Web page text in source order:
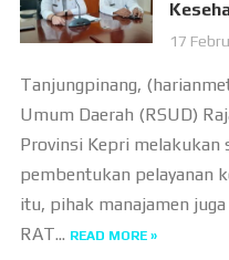
17
Tanjungpinang,
Umum Daerah (RSUD)
Provinsi Kepri
pembentukan pelayanan
itu, pihak manajamen
RAT... READ MORE »